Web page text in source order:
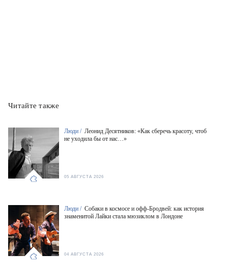
Читайте также
Люди / Леонид Десятников: «Как сберечь красоту, чтоб
не уходила бы от нас…»
05 АВГУСТА 2026
Люди / Собаки в космосе и офф-Бродвей: как история
знаменитой Лайки стала мюзиклом в Лондоне
04 АВГУСТА 2026